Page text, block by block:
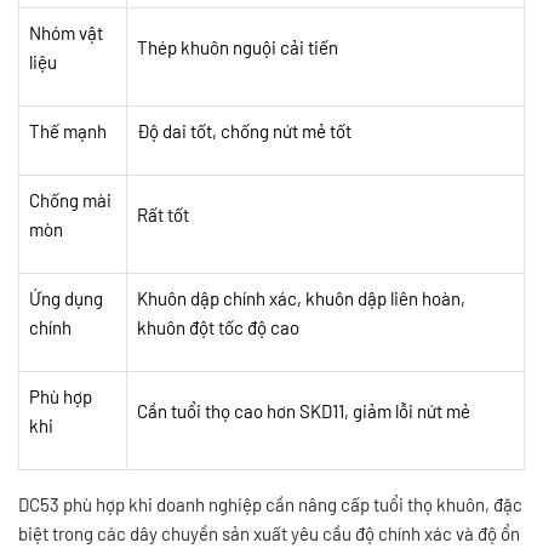
Nhóm vật
liệu
Thép khuôn nguội cải tiến
Thế mạnh Độ dai tốt, chống nứt mẻ tốt
Chống mài
mòn
Rất tốt
Ứng dụng
chính
Khuôn dập chính xác, khuôn dập liên hoàn,
khuôn đột tốc độ cao
Phù hợp
khi
Cần tuổi thọ cao hơn SKD11, giảm lỗi nứt mẻ
DC53 phù hợp khi doanh nghiệp cần nâng cấp tuổi thọ khuôn, đặc
biệt trong các dây chuyền sản xuất yêu cầu độ chính xác và độ ổn